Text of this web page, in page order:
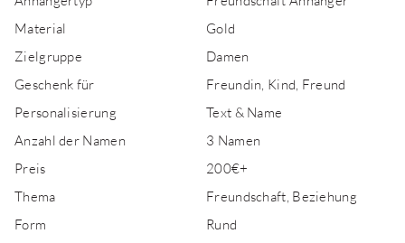
Material
Gold
Zielgruppe
Damen
Geschenk für
Freundin, Kind, Freund
Personalisierung
Text & Name
Anzahl der Namen
3 Namen
Preis
200€+
Thema
Freundschaft, Beziehung
Form
Rund